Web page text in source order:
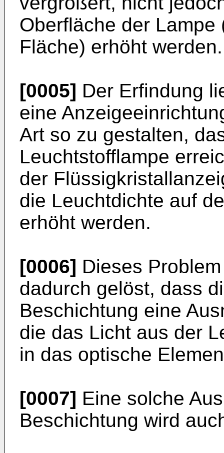
Oberfläche der
Fläche) erhöht werden.
[0005] Der Erfindung
eine
Art so zu gestalten,
Leuchtstofflampe
der
die Leuchtdichte auf
erhöht werden.
[0006] Dieses
dadurch gelöst, dass
Beschichtung eine
die das Licht aus der
in das optische
[0007] Eine solche
Beschichtung wird